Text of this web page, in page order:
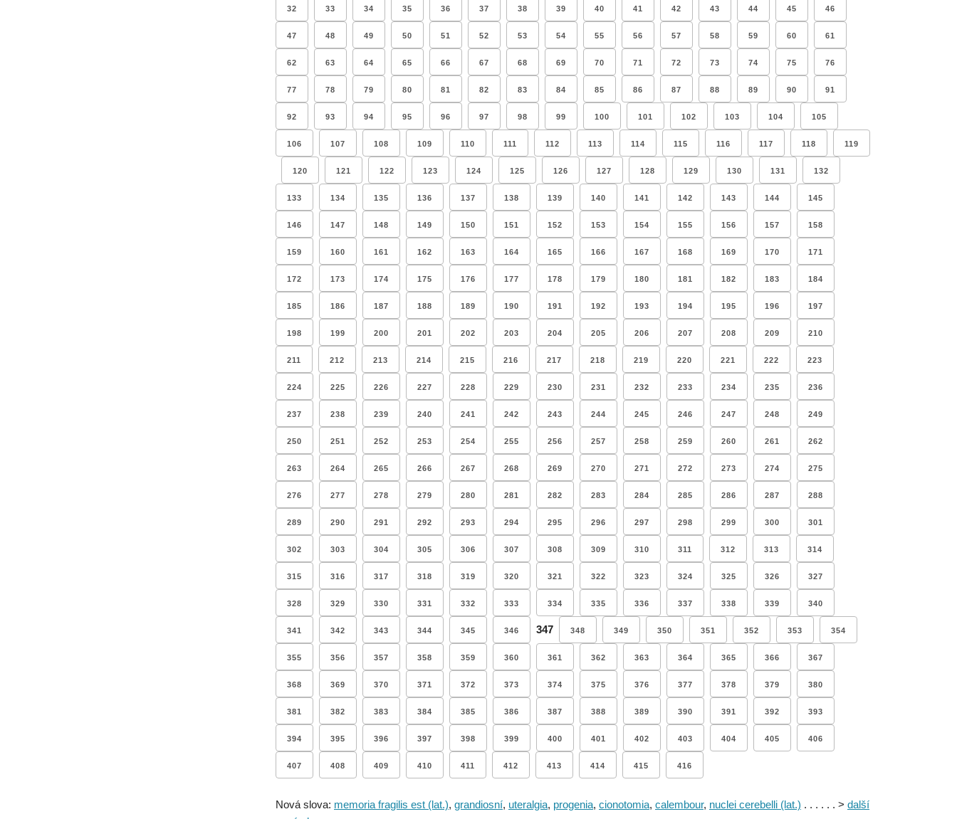
32 33 34 35 36 37 38 39 40 41 42 43 44 45 46
47 48 49 50 51 52 53 54 55 56 57 58 59 60 61
62 63 64 65 66 67 68 69 70 71 72 73 74 75 76
77 78 79 80 81 82 83 84 85 86 87 88 89 90 91
92 93 94 95 96 97 98 99 100 101 102 103 104 105
106 107 108 109 110 111 112 113 114 115 116 117 118 119
120 121 122 123 124 125 126 127 128 129 130 131 132
133 134 135 136 137 138 139 140 141 142 143 144 145
146 147 148 149 150 151 152 153 154 155 156 157 158
159 160 161 162 163 164 165 166 167 168 169 170 171
172 173 174 175 176 177 178 179 180 181 182 183 184
185 186 187 188 189 190 191 192 193 194 195 196 197
198 199 200 201 202 203 204 205 206 207 208 209 210
211 212 213 214 215 216 217 218 219 220 221 222 223
224 225 226 227 228 229 230 231 232 233 234 235 236
237 238 239 240 241 242 243 244 245 246 247 248 249
250 251 252 253 254 255 256 257 258 259 260 261 262
263 264 265 266 267 268 269 270 271 272 273 274 275
276 277 278 279 280 281 282 283 284 285 286 287 288
289 290 291 292 293 294 295 296 297 298 299 300 301
302 303 304 305 306 307 308 309 310 311 312 313 314
315 316 317 318 319 320 321 322 323 324 325 326 327
328 329 330 331 332 333 334 335 336 337 338 339 340
341 342 343 344 345 346 347 348 349 350 351 352 353 354
355 356 357 358 359 360 361 362 363 364 365 366 367
368 369 370 371 372 373 374 375 376 377 378 379 380
381 382 383 384 385 386 387 388 389 390 391 392 393
394 395 396 397 398 399 400 401 402 403 404 405 406
407 408 409 410 411 412 413 414 415 416
Nová slova: memoria fragilis est (lat.), grandiosní, uteralgia, progenia, cionotomia, calembour, nuclei cerebelli (lat.) . . . . . . > další